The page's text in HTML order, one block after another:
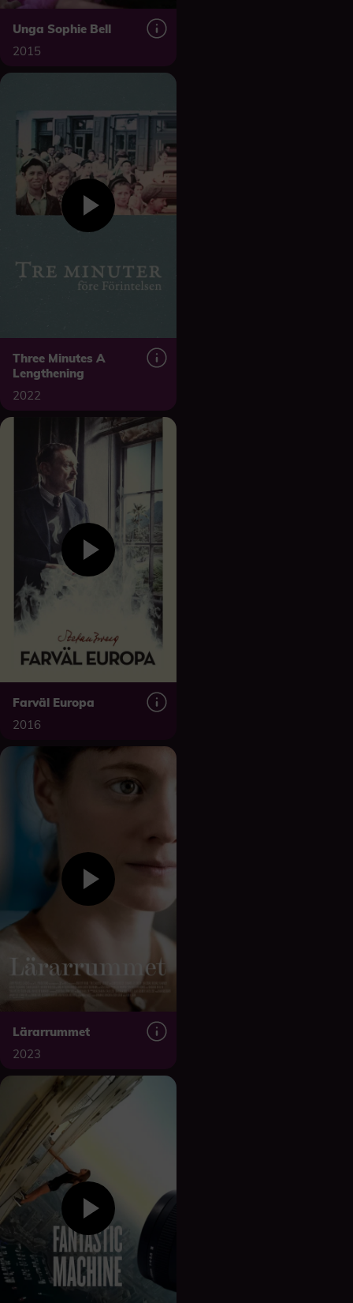
Unga Sophie Bell
2015
Three Minutes A
Lengthening
2022
Farväl Europa
2016
Lärarrummet
2023